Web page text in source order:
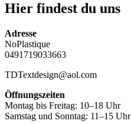
Hier findest du uns
Adresse
NoPlastique
0491719033663
TDTextdesign@aol.com
Öffnungszeiten
Montag bis Freitag: 10–18 Uhr
Samstag und Sonntag: 11–15 Uhr